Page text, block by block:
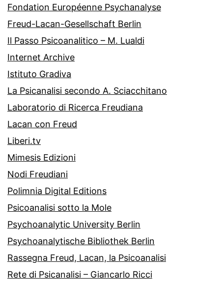
Fondation Européenne Psychanalyse
Freud-Lacan-Gesellschaft Berlin
Il Passo Psicoanalitico – M. Lualdi
Internet Archive
Istituto Gradiva
La Psicanalisi secondo A. Sciacchitano
Laboratorio di Ricerca Freudiana
Lacan con Freud
Liberi.tv
Mimesis Edizioni
Nodi Freudiani
Polimnia Digital Editions
Psicoanalisi sotto la Mole
Psychoanalytic University Berlin
Psychoanalytische Bibliothek Berlin
Rassegna Freud, Lacan, la Psicoanalisi
Rete di Psicanalisi – Giancarlo Ricci